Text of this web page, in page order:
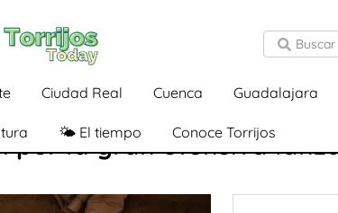
Ciudad Real Cuenca Guadalajara
🌤️ El tiempo Conoce Torrijos
por la gran ofensiva